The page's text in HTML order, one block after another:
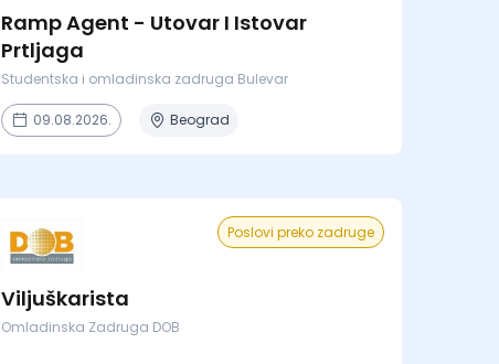
Ramp Agent - Utovar I Istovar
Prtljaga
Studentska i omladinska zadruga Bulevar
09.08.2026. Beograd
Poslovi preko zadruge
Viljuškarista
Omladinska Zadruga DOB